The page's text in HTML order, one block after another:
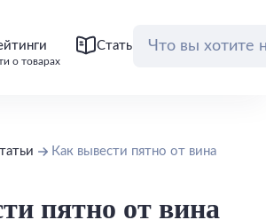
о товарах
Статьи Обзоры
Как вывести пятно от вина
пятно от вина